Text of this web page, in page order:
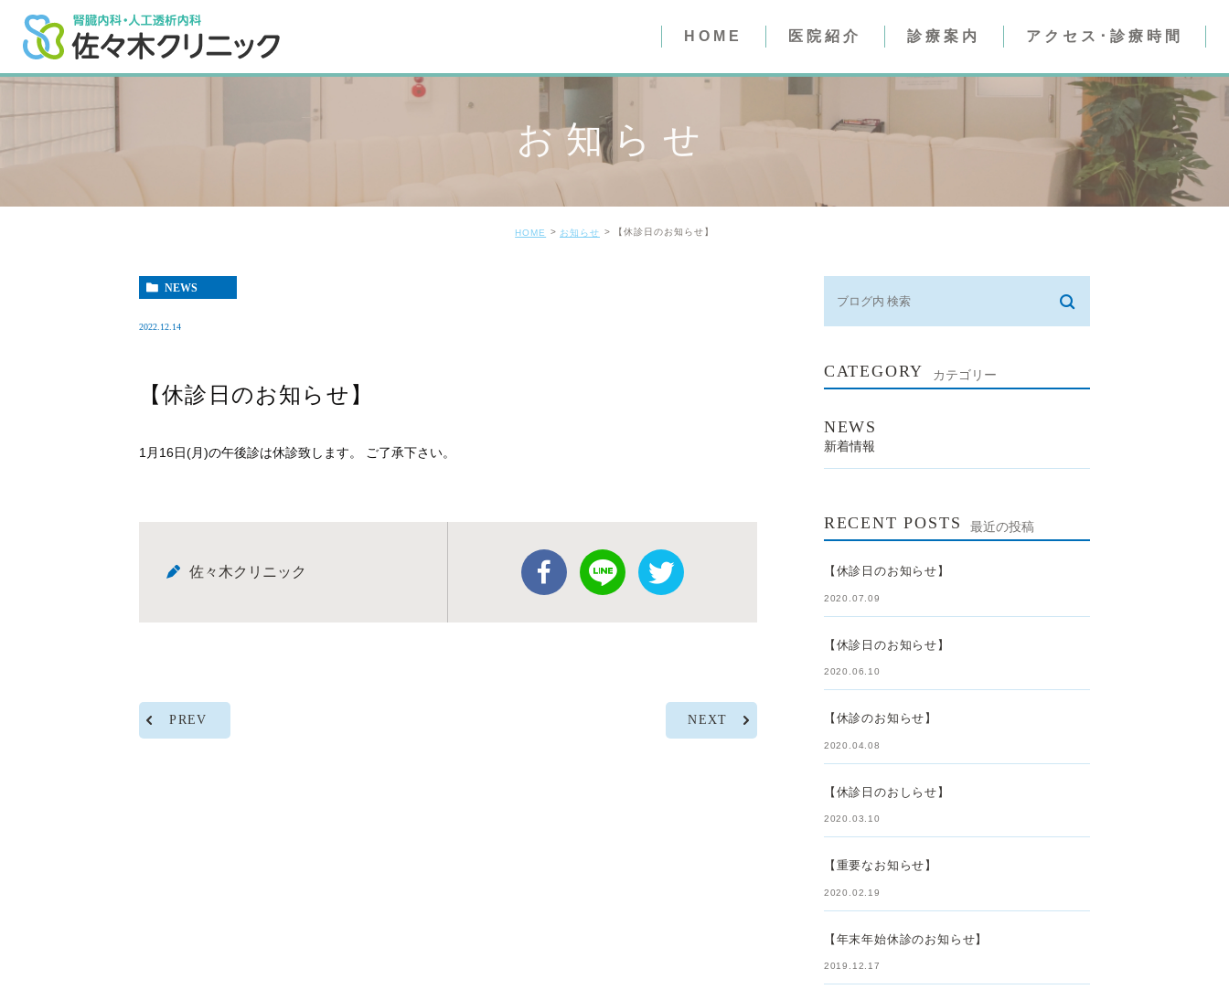
HOME 医院紹介
医院紹介
診療案内 アクセス･診療時間
お知らせ
HOME お知らせ 【休診日のお知らせ】
NEWS
2022.12.14
【休診日のお知らせ】
1月16日(月)の午後診は休診致します。 ご了承下さい。
佐々木クリニック
PREV NEXT
CATEGORY カテゴリー
NEWS
新着情報
RECENT POSTS 最近の投稿
【休診日のお知らせ】
2020.07.09
【休診日のお知らせ】
2020.06.10
【休診のお知らせ】
2020.04.08
【休診日のおしらせ】
2020.03.10
【重要なお知らせ】
2020.02.19
【年末年始休診のお知らせ】
2019.12.17